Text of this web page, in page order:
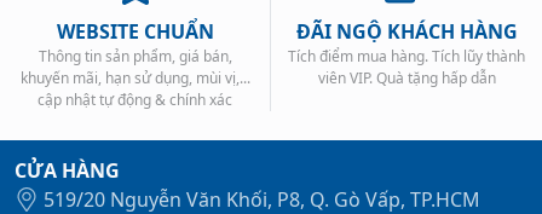
WEBSITE CHUẨN
Thông tin sản phẩm, giá bán,
khuyến mãi, hạn sử dụng, mùi vị,...
cập nhật tự động & chính xác
ĐÃI NGỘ KHÁCH HÀNG
Tích điểm mua hàng. Tích lũy thành
viên VIP. Quà tặng hấp dẫn
CỬA HÀNG
519/20 Nguyễn Văn Khối, P8, Q. Gò Vấp, TP.HCM